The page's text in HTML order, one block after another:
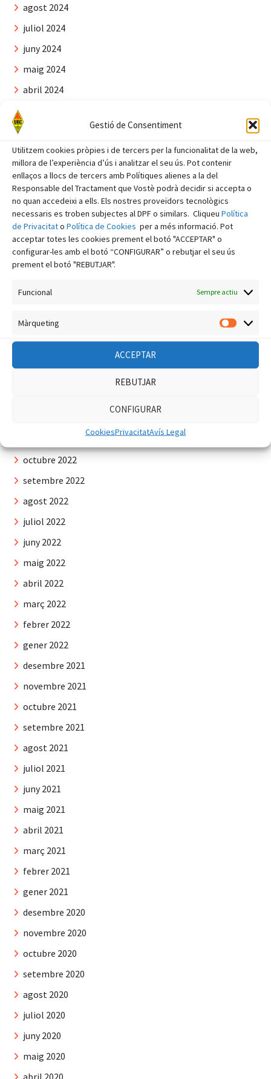
Gestió de Consentiment
Utilitzem cookies pròpies i de tercers per la funcionalitat de la web,
millora de l’experiència d’ús i analitzar el seu ús. Pot contenir
enllaços a llocs de tercers amb Polítiques alienes a la del
Responsable del Tractament que Vostè podrà decidir si accepta o
no quan accedeixi a ells. Els nostres proveïdors tecnològics
necessaris es troben subjectes al DPF o similars. Cliqueu Política
de Privacitato Política de Cookies per a més informació. Pot
acceptar totes les cookies prement el botó "ACCEPTAR" o
configurar-les amb el botó “CONFIGURAR” o rebutjar el seu ús
prement el botó "REBUTJAR".
Funcional Sempre actiu
Màrqueting
ACCEPTAR
REBUTJAR
CONFIGURAR
CookiesPrivacitatAvís Legal
agost 2024
juliol 2024
juny 2024
maig 2024
abril 2024
gener 2024
desembre 2023
novembre 2023
octubre 2023
setembre 2023
agost 2023
juny 2023
novembre 2022
octubre 2022
setembre 2022
agost 2022
juliol 2022
juny 2022
maig 2022
abril 2022
març 2022
febrer 2022
gener 2022
desembre 2021
novembre 2021
octubre 2021
setembre 2021
agost 2021
juliol 2021
juny 2021
maig 2021
abril 2021
març 2021
febrer 2021
gener 2021
desembre 2020
novembre 2020
octubre 2020
setembre 2020
agost 2020
juliol 2020
juny 2020
maig 2020